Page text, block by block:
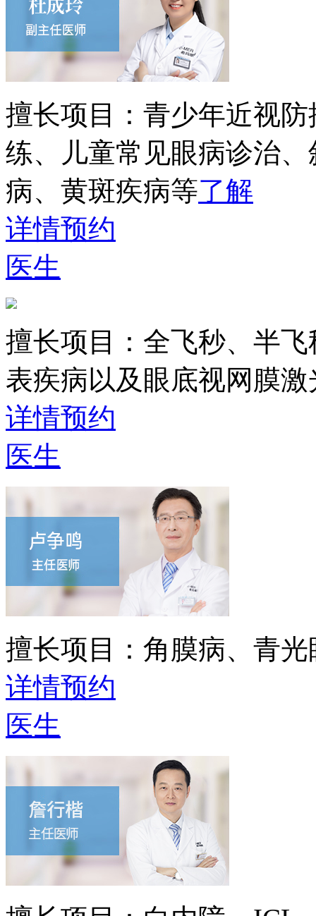
擅长项目： 青少年近视
练、儿童常见眼病诊治
病、黄斑疾病等了解
详情预约
医生
擅长项目： 全飞秒、半
表疾病以及眼底视网膜激
详情预约
医生
擅长项目： 角膜病、青
详情预约
医生